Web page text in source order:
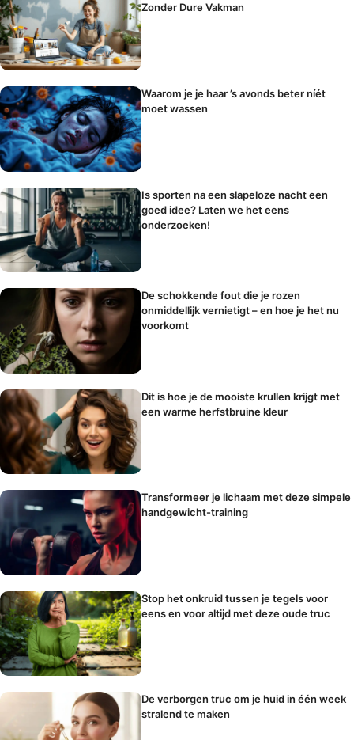
Zonder Dure Vakman
Waarom je je haar ’s avonds beter níét
moet wassen
Is sporten na een slapeloze nacht een
goed idee? Laten we het eens
onderzoeken!
De schokkende fout die je rozen
onmiddellijk vernietigt – en hoe je het nu
voorkomt
Dit is hoe je de mooiste krullen krijgt met
een warme herfstbruine kleur
Transformeer je lichaam met deze simpele
handgewicht-training
Stop het onkruid tussen je tegels voor
eens en voor altijd met deze oude truc
De verborgen truc om je huid in één week
stralend te maken